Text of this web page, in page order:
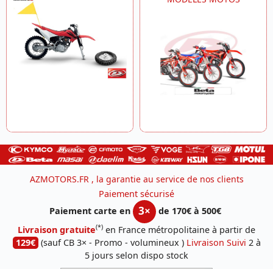
AZMOTORS.FR , la garantie au service de nos clients
Paiement sécurisé
Paiement carte en
3×
de 170€ à 500€
Livraison gratuite(*) en France métropolitaine à partir de
129€ (sauf CB 3× - Promo - volumineux ) Livraison Suivi 2 à
5 jours selon dispo stock